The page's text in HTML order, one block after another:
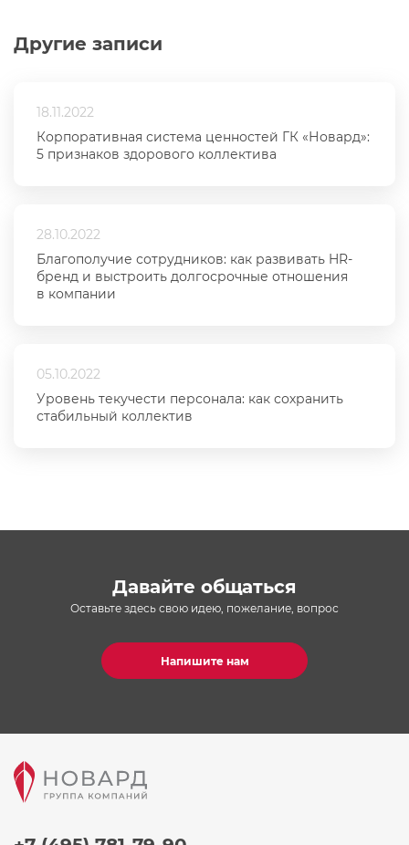
Другие записи
18.11.2022
Корпоративная система ценностей ГК «Новард»:
5 признаков здорового коллектива
28.10.2022
Благополучие сотрудников: как развивать HR-
бренд и выстроить долгосрочные отношения
в компании
05.10.2022
Уровень текучести персонала: как сохранить
стабильный коллектив
Давайте общаться
Оставьте здесь свою идею, пожелание, вопрос
Напишите нам